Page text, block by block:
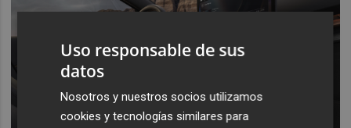
Uso responsable de sus
datos
Nosotros y nuestros socios utilizamos
cookies y tecnologías similares para